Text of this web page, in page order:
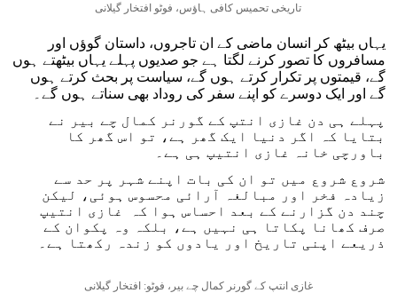
تاریخی تحمیس کافی ہاؤس، فوٹو افتخار گیلانی
یہاں بیٹھ کر انسان ماضی کے ان تاجروں، داستان گوؤں اور
مسافروں کا تصور کرنے لگتا ہے جو صدیوں پہلے یہاں بیٹھتے ہوں
گے، قیمتوں پر تکرار کرتے ہوں گے، سیاست پر بحث کرتے ہوں
گے اور ایک دوسرے کو اپنے سفر کی روداد بھی سناتے ہوں گے۔
پہلے ہی دن غازی انتپ کے گورنر کمال چے بیر نے
بتایا کہ اگر دنیا ایک گھر ہے، تو اس گھر کا
باورچی خانہ غازی انتیپ ہی ہے۔
شروع شروع میں تو ان کی بات اپنے شہر پر حد سے
زیادہ فخر اور مبالغہ آرائی محسوس ہوئی، لیکن
چند دن گزارنے کے بعد احساس ہوا کہ غازی انتیپ
صرف کھانا پکاتا ہی نہیں ہے، بلکہ وہ پکوان کے
ذریعے اپنی تاریخ اور یادوں کو زندہ رکھتا ہے۔
غازی انتپ کے گورنر کمال چے بیر، فوٹو: افتخار گیلانی